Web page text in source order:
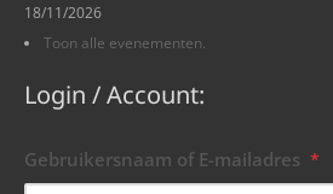
18/11/2026
Toon alle evenementen.
Login / Account:
Gebruikersnaam of E-mailadres *